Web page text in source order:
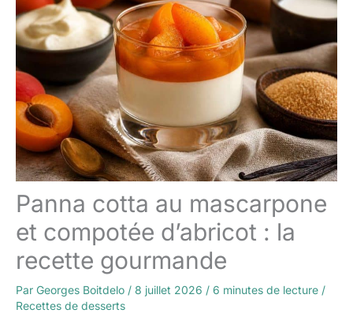
Panna cotta au mascarpone
et compotée d’abricot : la
recette gourmande
Par Georges Boitdelo / 8 juillet 2026 / 6 minutes de lecture /
Recettes de desserts